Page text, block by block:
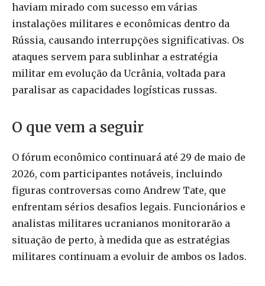
haviam mirado com sucesso em várias
instalações militares e econômicas dentro da
Rússia, causando interrupções significativas. Os
ataques servem para sublinhar a estratégia
militar em evolução da Ucrânia, voltada para
paralisar as capacidades logísticas russas.
O que vem a seguir
O fórum econômico continuará até 29 de maio de
2026, com participantes notáveis, incluindo
figuras controversas como Andrew Tate, que
enfrentam sérios desafios legais. Funcionários e
analistas militares ucranianos monitorarão a
situação de perto, à medida que as estratégias
militares continuam a evoluir de ambos os lados.